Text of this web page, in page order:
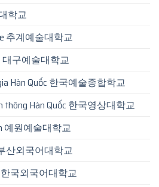
학교
추계예술대학교
대구예술대학교
Hàn Quốc 한국예술종합학교
thông Hàn Quốc 한국영상대학교
예원예술대학교
산외국어대학교
한국외국어대학교